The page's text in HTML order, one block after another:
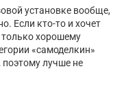
установке вообще,
Если кто-то и хочет
только хорошему
«самоделкин»
лучше не